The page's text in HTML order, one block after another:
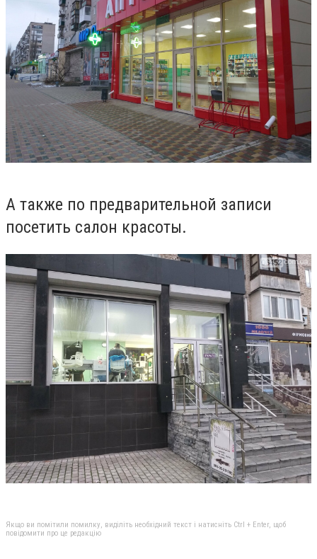
А также по предварительной записи
посетить салон красоты.
Якщо ви помітили помилку, виділіть необхідний текст і натисніть Ctrl + Enter, щоб
повідомити про це редакцію